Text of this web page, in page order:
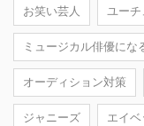
お笑い芸人 ユー
ミュージカル俳優にな
オーディション対策
ジャニーズ エイベ